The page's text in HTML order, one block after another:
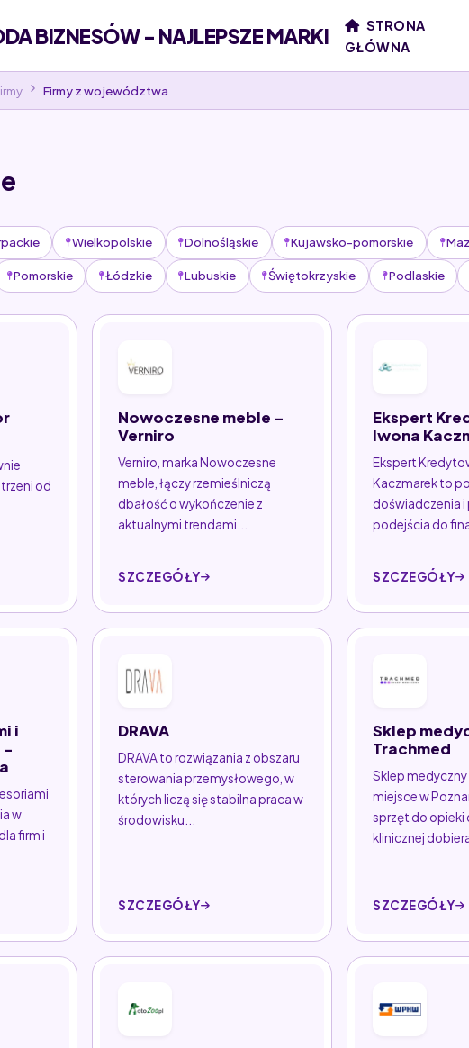
BIZNESÓW - NAJLEPSZE MARKI
STRONA
GŁÓWNA
Firmy z województwa
Wielkopolskie Dolnośląskie Kujawsko-pomorskie
Pomorskie Łódzkie Lubuskie Świętokrzyskie Podlaskie
od
Nowoczesne meble -
Verniro
Verniro, marka Nowoczesne
meble, łączy rzemieślniczą
dbałość o wykończenie z
aktualnymi trendami...
SZCZEGÓŁY
Ekspert
Iwona
Ekspert
Kaczmarek to
doświadczenia
podejścia do
SZCZEGÓŁY
i
-
w
firm i
DRAVA
DRAVA to rozwiązania z obszaru
sterowania przemysłowego, w
których liczą się stabilna praca w
środowisku...
SZCZEGÓŁY
Sklep
Trachmed
Sklep
miejsce w
sprzęt do opieki
klinicznej
SZCZEGÓŁY